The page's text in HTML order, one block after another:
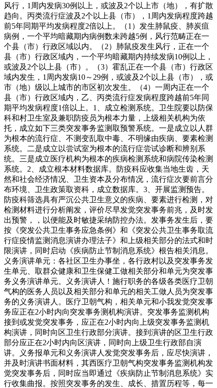
风行，1周内发病30例以上，或波及2个以上市（地），有扩散
趋向。丙类流行症波及2个以上县（市），1周内发病程度跨越
前5年同期平均发病程度2倍以上。（1）发生肺鼠疫、肺炭疽
病例，一个平均暗藏期内病例数未跨越5例，风行范畴正在一
个县（市）行政区域以内。（2）肺鼠疫发生风行，正在一个
县（市）行政区域内，一个平均暗藏期内持续发病10例以上，
或波及2个以上县（市）。（3）霍乱正在一个县（市）行政区
域内发生，1周内发病10～29例，或波及2个以上县（市），或
市（地）级以上城市的市区初次发生。（4）一周内正在一个
县（市）行政区域内，乙、丙类流行症发病程度跨越前5年同
期平均发病程度1倍以上。1、成立检测系统。卫生院要以防保
科和村卫生室及兼职防疫员为根本力量，上级相关机构为依
托，成立如下三类突发事务监测取预警系统。一是成立以人群
为根本的流行症、不测变乱取中毒、不明缘由疾病、要素检测
系统。二是成立以尝试室为根本的流行症尝试诊断和辨别系
统。三是成立医疗机构为根本的疾病检测系统和病院传染检测
系统。2、成立根本材料数据库。防疫科应收集当地生齿，天
然和社会经济情况、卫生资本及分布情况，流行症次要前言分
布环境、卫生政策取资科，成立数据库。3、开展监测预告。
防疫科筛选具有严沉公共卫生意义的疾病、要素进行检测，对
检测材料进行分析阐发，评价尽早发觉突发事务前兆，及时发
出预警，，以便能及时敏捷采纳防控办法。发事务发生后，要
按《突发公共卫生事务应急条例》和《突发公共卫生事务取流
行症疫情监测消息演讲办理法子》和上级相关部分的法式和时
限演讲，同时启动《疾病防止节制消息系统》根告相关消息。
义务演讲单元：各社区卫生办事坐，各行政村以及突发事务发
生单元、取群众健康和卫生保健工做相关部分和单元为突发事
务义务演讲单元。义务演讲人！施行职务的各级各类医疗卫朝
气构的医务人员以及相关部分和单元的相关工做人员为突发事
务的义务演讲人。医疗卫朝气构，相关单元和小我发觉突发事
务应正在2小时内向突发事务测机构演讲。突发事务监测机构
接到或发觉突发事务，应正在2小时内向上级突发事务监测机
构演讲，同时向区卫生行政部分演讲。接到演讲的区卫生行政
部分应正在2小时内向区演讲，同时向上级卫生行政部自演
讲。义务报单元和义务演讲人发觉突发事务后，应尽快演讲，
并及时演讲书面材料，其西医疗卫朝气构突发事务监测机构发
觉突发事务后，同时应当即通过《疾病防止节制消息系统》实
行收集曲报。按照突发事务的发生、成长、措置历程等，每一